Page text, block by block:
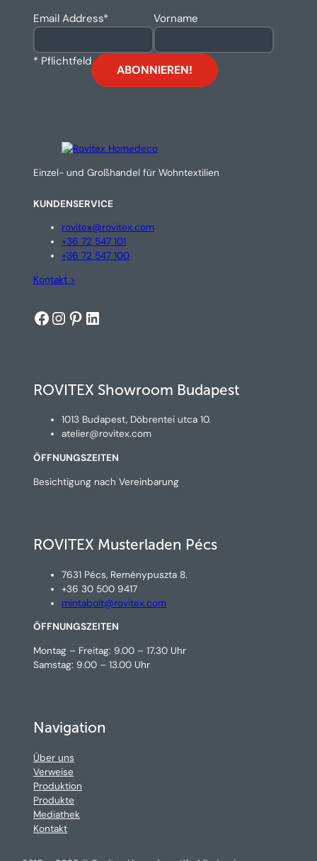
Email Address* Vorname
* Pflichtfeld
Einzel- und Großhandel für Wohntextilien
KUNDENSERVICE
rovitex@rovitex.com
+36 72 547 101
+36 72 547 100
Kontakt >
Facebook
Instagram
Pinterest
LinkedIn
ROVITEX Showroom Budapest
1013 Budapest, Döbrentei utca 10.
atelier@rovitex.com
ÖFFNUNGSZEITEN
Besichtigung nach Vereinbarung
ROVITEX Musterladen Pécs
7631 Pécs, Reménypuszta 8.
+36 30 500 9417
mintabolt@rovitex.com
ÖFFNUNGSZEITEN
Montag – Freitag: 9.00 – 17.30 Uhr
Samstag: 9.00 – 13.00 Uhr
Navigation
Über uns
Verweise
Produktion
Produkte
Mediathek
Kontakt